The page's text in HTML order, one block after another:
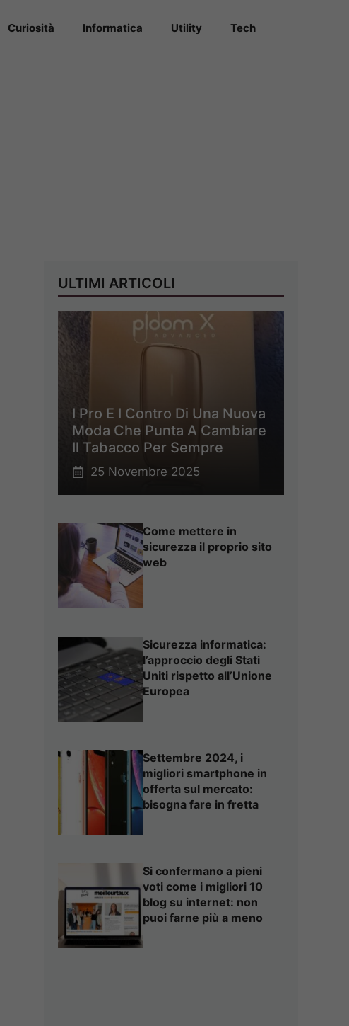
Curiosità Informatica Utility Tech
ULTIMI ARTICOLI
I Pro E I Contro Di Una Nuova
Moda Che Punta A Cambiare
Il Tabacco Per Sempre
25 Novembre 2025
Come mettere in
sicurezza il proprio sito
web
Sicurezza informatica:
l’approccio degli Stati
Uniti rispetto all’Unione
Europea
Settembre 2024, i
migliori smartphone in
offerta sul mercato:
bisogna fare in fretta
Si confermano a pieni
voti come i migliori 10
blog su internet: non
puoi farne più a meno